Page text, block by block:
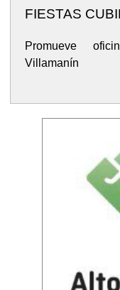
FIESTAS
Promueve
Villamanín